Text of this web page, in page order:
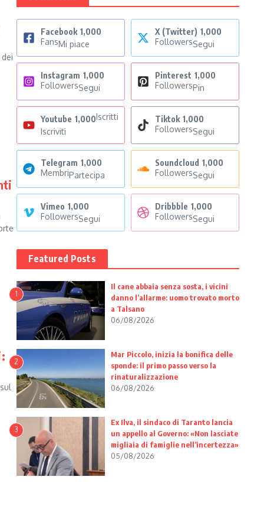
Facebook 1,000
FansMi piace
X (Twitter) 1,000
FollowersSegui
Instagram 1,000
FollowersSegui
Pinterest 1,000
FollowersPin
Youtube 1,000Iscritti
Iscriviti
Tiktok 1,000
FollowersSegui
Telegram 1,000
MembriPartecipa
Soundcloud 1,000
FollowersSegui
Vimeo 1,000
FollowersSegui
Dribbble 1,000
FollowersSegui
Featured Posts
1
Il cane abbaia senza sosta, i vicini
danno l’allarme: uomo trovato morto
a Talsano
06/08/2026
2
Mar Piccolo, inizia la bonifica delle
sponde: il primo passo verso la
rinaturalizzazione
06/08/2026
3
Ex Ilva, il sindaco di Taranto lancia
un appello al Governo: «Non lasciate
migliaia di famiglie nell’incertezza»
05/08/2026